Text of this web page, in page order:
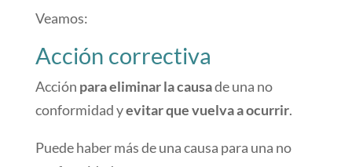
Veamos:
Acción correctiva
Acción para eliminar la causade una no
conformidad yevitar que vuelva a ocurrir.
Puede haber más de una causa para una no